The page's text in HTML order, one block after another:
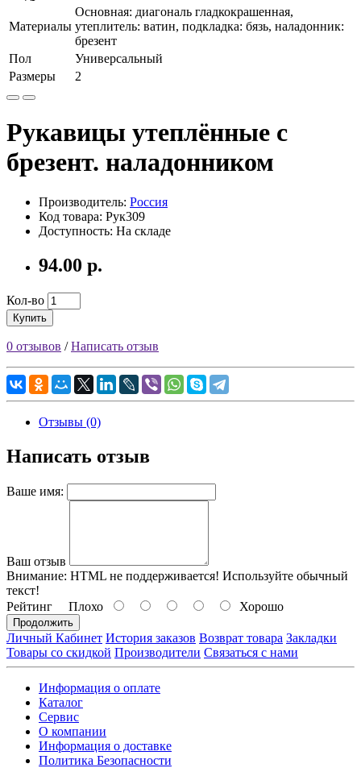
Материалы
Основная: диагональ гладкокрашенная,
утеплитель: ватин, подкладка: бязь, наладонник:
брезент
Пол
Универсальный
Размеры
2
Рукавицы утеплённые с
брезент. наладонником
Производитель: Россия
Код товара: Рук309
Доступность: На складе
94.00 р.
Кол-во
Купить
0 отзывов /Написать отзыв
Отзывы (0)
Написать отзыв
Ваше имя:
Ваш отзыв
Внимание: HTML не поддерживается! Используйте обычный
текст!
Рейтинг Плохо Хорошо
Продолжить
Личный Кабинет История заказов Возврат товара Закладки
Товары со скидкой Производители Связаться с нами
Информация о оплате
Каталог
Сервис
О компании
Информация о доставке
Политика Безопасности